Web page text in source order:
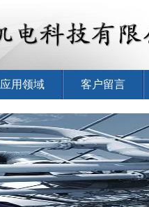
应用领域 客户留言